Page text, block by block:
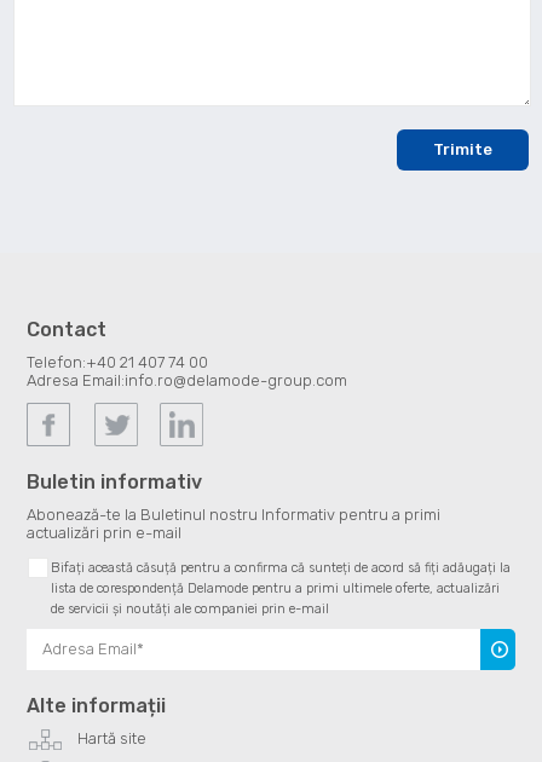
Contact
Telefon:+40 21 407 74 00
Adresa Email:info.ro@delamode-group.com
Buletin informativ
Abonează-te la Buletinul nostru Informativ pentru a primi
actualizări prin e-mail
Bifați această căsuță pentru a confirma că sunteți de acord să fiți adăugați la
lista de corespondență Delamode pentru a primi ultimele oferte, actualizări
de servicii și noutăți ale companiei prin e-mail
Alte informații
Hartă site